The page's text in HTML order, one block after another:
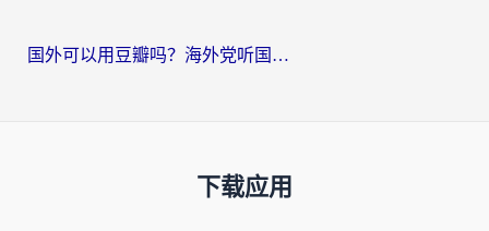
国外可以用豆瓣吗？海外党听国内音乐听书的实用指南
下载应用